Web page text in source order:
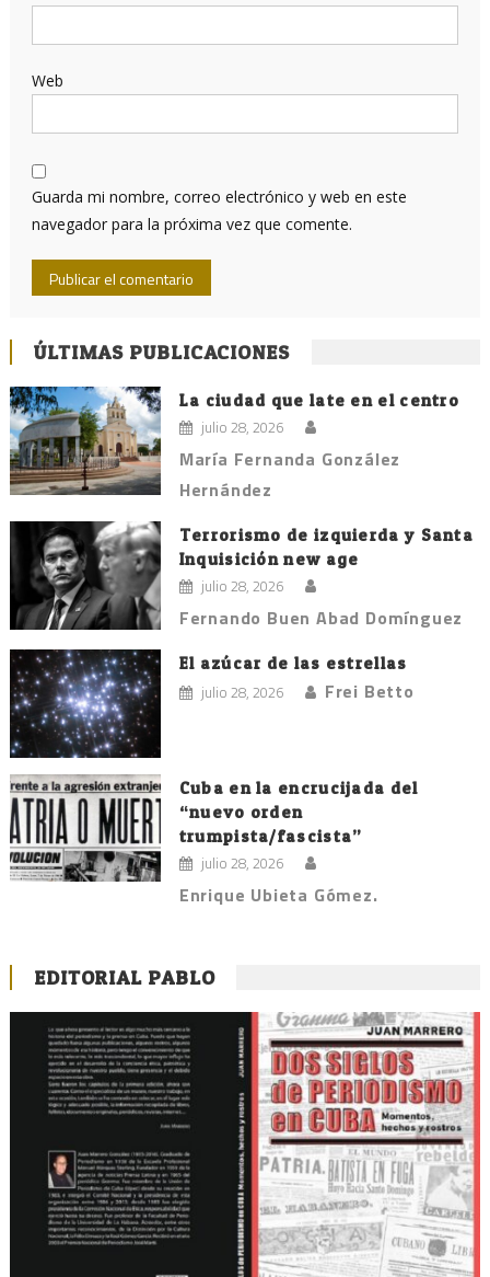
Web
Guarda mi nombre, correo electrónico y web en este
navegador para la próxima vez que comente.
ÚLTIMAS PUBLICACIONES
La ciudad que late en el centro
julio 28, 2026
María Fernanda González
Hernández
Terrorismo de izquierda y Santa
Inquisición new age
julio 28, 2026
Fernando Buen Abad Domínguez
El azúcar de las estrellas
julio 28, 2026 Frei Betto
Cuba en la encrucijada del
“nuevo orden
trumpista/fascista”
julio 28, 2026
Enrique Ubieta Gómez.
EDITORIAL PABLO